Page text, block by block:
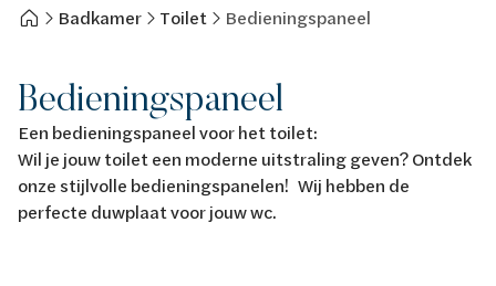
Badkamer Toilet Bedieningspaneel
Bedieningspaneel
Een bedieningspaneel voor het toilet:
Wil je jouw toilet een moderne uitstraling geven? Ontdek
onze stijlvolle bedieningspanelen! Wij hebben de
perfecte duwplaat voor jouw wc.